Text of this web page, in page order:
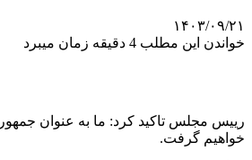
۱۴۰۳/۰۹/۲۱
خواندن این مطلب 4 دقیقه زمان میبرد
رییس مجلس تاکید کرد: ما به عنوان
خواهیم گرفت.